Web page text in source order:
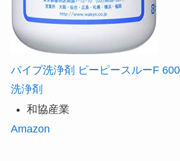
パイプ洗浄剤 ピーピースルーF
洗浄剤
和協産業
Amazon